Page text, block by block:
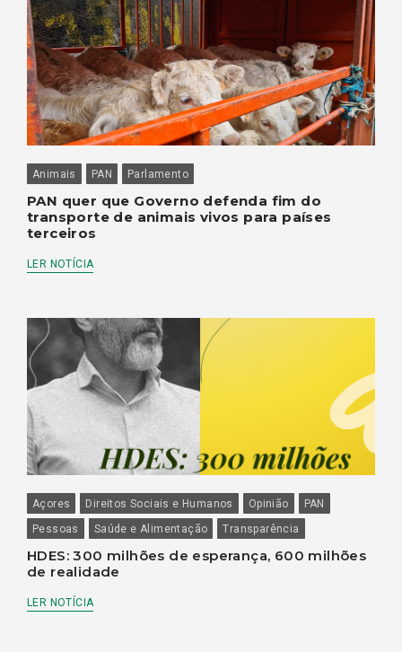
Animais PAN Parlamento
PAN quer que Governo defenda fim do
transporte de animais vivos para países
terceiros
LER NOTÍCIA
Açores Direitos Sociais e Humanos Opinião
PAN
Pessoas
Saúde e Alimentação Transparência
HDES: 300 milhões de esperança, 600 milhões
de realidade
LER NOTÍCIA